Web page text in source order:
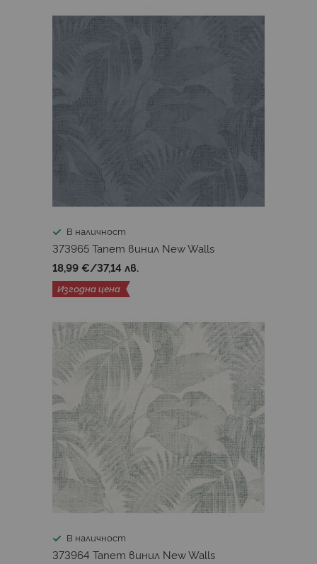
В наличност
373965 Тапет винил New Walls
18,99 €/37,14 лв.
Изгодна цена
В наличност
373964 Тапет винил New Walls